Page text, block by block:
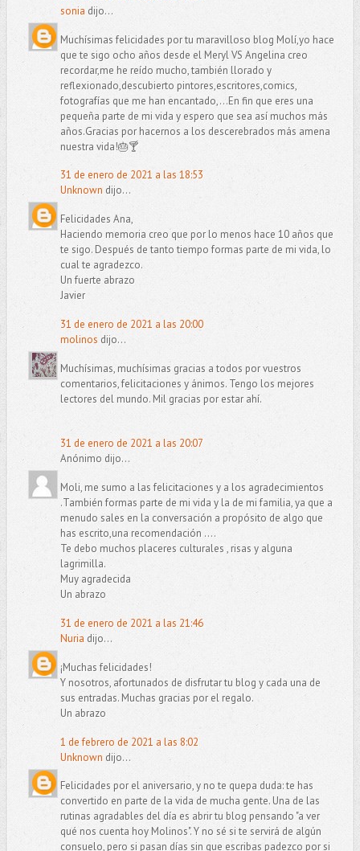
sonia dijo...
Muchísimas felicidades por tu maravilloso blog Molí,yo hace
que te sigo ocho años desde el Meryl VS Angelina creo
recordar,me he reído mucho, también llorado y
reflexionado,descubierto pintores,escritores,comics,
fotografías que me han encantado,...En fin que eres una
pequeña parte de mi vida y espero que sea así muchos más
años.Gracias por hacernos a los descerebrados más amena
nuestra vida!🎂🍸
31 de enero de 2021 a las 18:53
Unknown dijo...
Felicidades Ana,
Haciendo memoria creo que por lo menos hace 10 años que
te sigo. Después de tanto tiempo formas parte de mi vida, lo
cual te agradezco.
Un fuerte abrazo
Javier
31 de enero de 2021 a las 20:00
molinos dijo...
Muchísimas, muchísimas gracias a todos por vuestros
comentarios, felicitaciones y ánimos. Tengo los mejores
lectores del mundo. Mil gracias por estar ahí.
31 de enero de 2021 a las 20:07
Anónimo dijo...
Moli, me sumo a las felicitaciones y a los agradecimientos
.También formas parte de mi vida y la de mi familia, ya que a
menudo sales en la conversación a propósito de algo que
has escrito,una recomendación ....
Te debo muchos placeres culturales , risas y alguna
lagrimilla.
Muy agradecida
Un abrazo
31 de enero de 2021 a las 21:46
Nuria dijo...
¡Muchas felicidades!
Y nosotros, afortunados de disfrutar tu blog y cada una de
sus entradas. Muchas gracias por el regalo.
Un abrazo
1 de febrero de 2021 a las 8:02
Unknown dijo...
Felicidades por el aniversario, y no te quepa duda: te has
convertido en parte de la vida de mucha gente. Una de las
rutinas agradables del día es abrir tu blog pensando "a ver
qué nos cuenta hoy Molinos". Y no sé si te servirá de algún
consuelo, pero si pasan días sin que escribas padezco por si